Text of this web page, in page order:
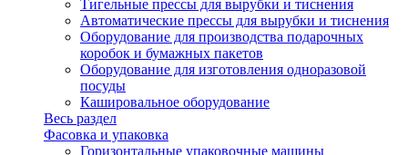
Тигельные прессы для вырубки и тиснения
Автоматические прессы для вырубки и тиснения
Оборудование для производства подарочных
коробок и бумажных пакетов
Оборудование для изготовления одноразовой
посуды
Кашировальное оборудование
Весь раздел
Фасовка и упаковка
Горизонтальные упаковочные машины